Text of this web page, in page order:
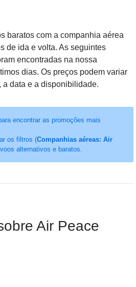
baratos com a companhia aérea
de ida e volta. As seguintes
encontradas na nossa
dias. Os preços podem variar
a data e a disponibilidade.
encontrar as promoções mais
os filtros (Companhias aéreas: Air
alternativos e baratos.
Air Peace